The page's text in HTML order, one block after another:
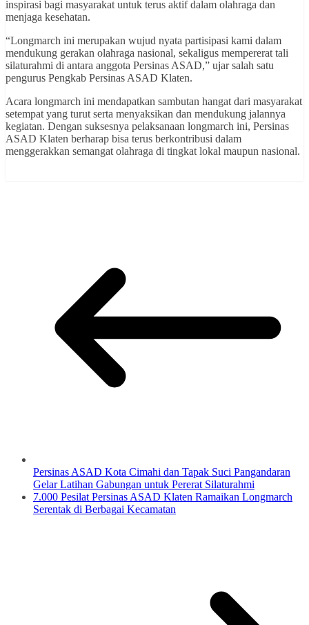
inspirasi bagi masyarakat untuk terus aktif dalam olahraga dan
menjaga kesehatan.
“Longmarch ini merupakan wujud nyata partisipasi kami dalam
mendukung gerakan olahraga nasional, sekaligus mempererat tali
silaturahmi di antara anggota Persinas ASAD,” ujar salah satu
pengurus Pengkab Persinas ASAD Klaten.
Acara longmarch ini mendapatkan sambutan hangat dari masyarakat
setempat yang turut serta menyaksikan dan mendukung jalannya
kegiatan. Dengan suksesnya pelaksanaan longmarch ini, Persinas
ASAD Klaten berharap bisa terus berkontribusi dalam
menggerakkan semangat olahraga di tingkat lokal maupun nasional.
Persinas ASAD Kota Cimahi dan Tapak Suci Pangandaran
Gelar Latihan Gabungan untuk Pererat Silaturahmi
7.000 Pesilat Persinas ASAD Klaten Ramaikan Longmarch
Serentak di Berbagai Kecamatan